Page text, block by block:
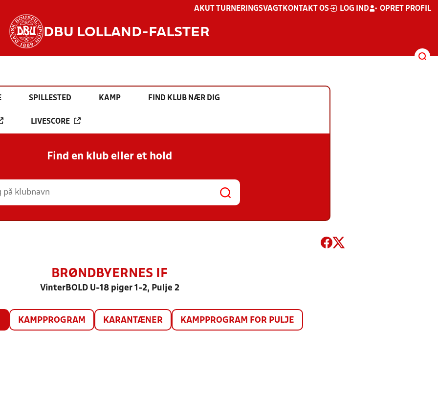
AKUT TURNERINGSVAGT KONTAKT OS LOG IND OPRET PROFIL
DBU LOLLAND-FALSTER
SPILLESTED KAMP FIND KLUB NÆR DIG
LIVESCORE
Find en klub eller et hold
BRØNDBYERNES IF
VinterBOLD U-18 piger 1-2, Pulje 2
KAMPPROGRAM KARANTÆNER KAMPPROGRAM FOR PULJE